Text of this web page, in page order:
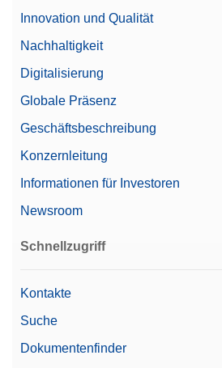
Innovation und Qualität
Nachhaltigkeit
Digitalisierung
Globale Präsenz
Geschäftsbeschreibung
Konzernleitung
Informationen für Investoren
Newsroom
Schnellzugriff
Kontakte
Suche
Dokumentenfinder